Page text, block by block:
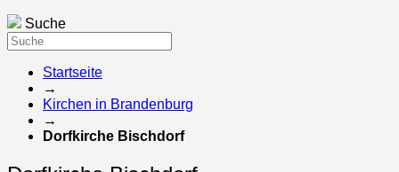
Suche
Startseite
→
Kirchen in Brandenburg
→
Dorfkirche Bischdorf